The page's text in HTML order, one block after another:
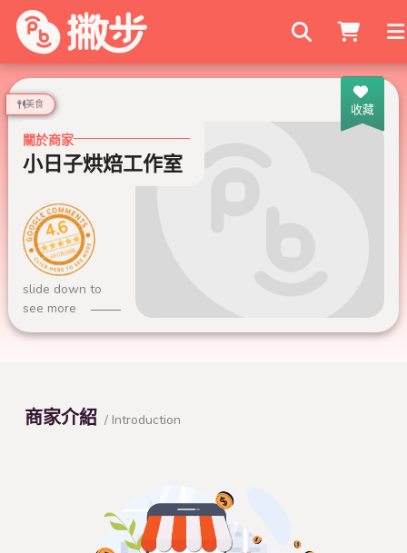
搜尋商家
收藏
美食
關於商家
小日子烘焙工作室
4.6
680 則評論
slide down to
see more
商家介紹 / Introduction